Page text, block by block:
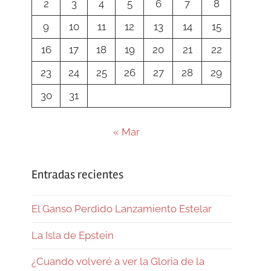
2 3 4 5 6 7
8
9
10 11 12 13 14
15
16
17 18 19 20 21
22
23
24 25 26 27 28
29
30
31
« Mar
Entradas recientes
El Ganso Perdido Lanzamiento Estelar
La Isla de Epstein
¿Cuando volveré a ver la Gloria de la